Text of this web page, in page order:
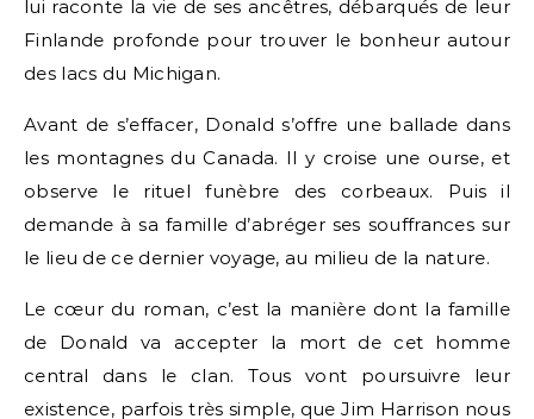
lui raconte la vie de ses ancêtres, débarqués de leur
Finlande profonde pour trouver le bonheur autour
des lacs du Michigan.
Avant de s’effacer, Donald s’offre une ballade dans
les montagnes du Canada. Il y croise une ourse, et
observe le rituel funèbre des corbeaux. Puis il
demande à sa famille d’abréger ses souffrances sur
le lieu de ce dernier voyage, au milieu de la nature.
Le cœur du roman, c’est la manière dont la famille
de Donald va accepter la mort de cet homme
central dans le clan. Tous vont poursuivre leur
existence, parfois très simple, que Jim Harrison nous